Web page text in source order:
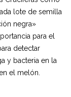
lote de semilla
negra»
para el
detectar
y bacteria en la
el melón.